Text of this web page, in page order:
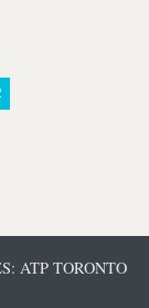
ATP TORONTO